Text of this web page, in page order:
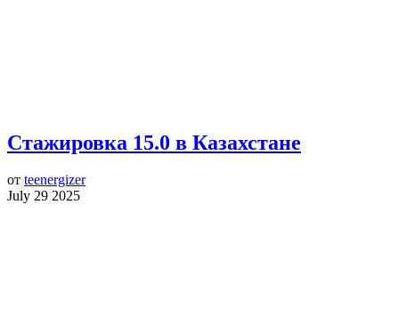
Стажировка 15.0 в Казахстане
от teenergizer
July 29 2025